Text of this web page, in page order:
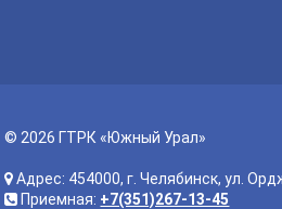
© 2026 ГТРК «Южный Урал»
Адрес: 454000, г. Челябинск, ул.
Приемная: +7(351)267-13-45